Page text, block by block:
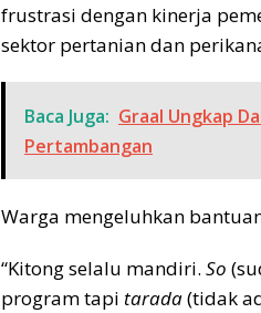
frustrasi dengan kinerja
sektor pertanian dan
Baca Juga: Graal Ungkap
Pertambangan
Warga mengeluhkan
“Kitong selalu mandiri. So
program tapi tarada(tidak